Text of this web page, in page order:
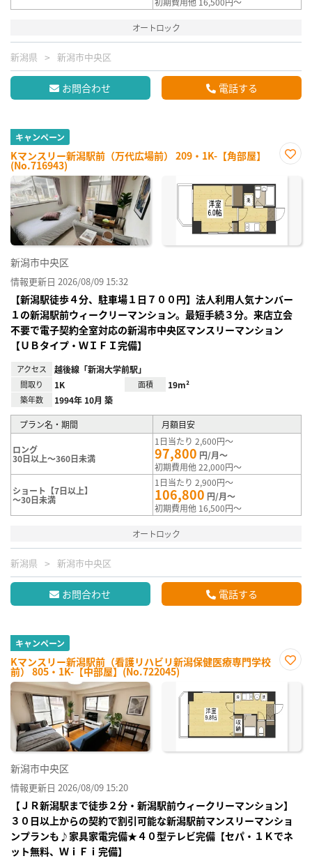
オートロック
新潟県 新潟市中央区
お問合わせ 電話する
キャンペーン
Kマンスリー新潟駅前（万代広場前） 209・1K-【角部屋】
(No.716943)
に入
新潟市中央区
情報更新日 2026/08/09 15:32
【新潟駅徒歩４分、駐車場１日７００円】法人利用人気ナンバー
１の新潟駅前ウィークリーマンション。最短手続３分。来店立会
不要で電子契約全室対応の新潟市中央区マンスリーマンション
【ＵＢタイプ・ＷＩＦＩ完備】
アクセス 越後線「新潟大学前駅」
間取り 1K 面積 19m²
築年数 1994年 10月 築
プラン名・期間 月額目安
ロング
30日以上～360日未満
1日当たり 2,600円～
97,800 円/月～
初期費用他 22,000円～
ショート【7日以上】
～30日未満
1日当たり 2,900円～
106,800 円/月～
初期費用他 16,500円～
オートロック
新潟県 新潟市中央区
お問合わせ 電話する
キャンペーン
Kマンスリー新潟駅前（看護リハビリ新潟保健医療専門学校
前） 805・1K-【中部屋】(No.722045)
に入
録
新潟市中央区
情報更新日 2026/08/09 15:20
【ＪＲ新潟駅まで徒歩２分・新潟駅前ウィークリーマンション】
３０日以上からの契約で割引可能な新潟駅前マンスリーマンショ
ンプランも♪家具家電完備★４０型テレビ完備【セパ・１Ｋでネ
ット無料、ＷｉＦｉ完備】